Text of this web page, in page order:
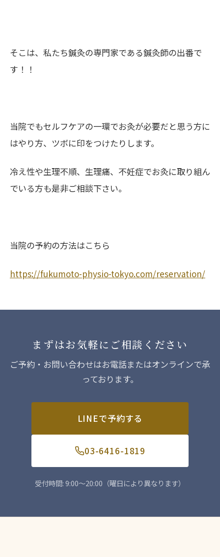
そこは、私たち鍼灸の専門家である鍼灸師の出番で
す！！
当院でもセルフケアの一環でお灸が必要だと思う方に
はやり方、ツボに印をつけたりします。
冷え性や生理不順、生理痛、不妊症でお灸に取り組ん
でいる方も是非ご相談下さい。
当院の予約の方法はこちら
https://fukumoto-physio-tokyo.com/reservation/
まずはお気軽にご相談ください
ご予約・お問い合わせはお電話またはオンラインで承
っております。
LINEで予約する
03-6416-1819
受付時間: 9:00〜20:00（曜日により異なります）